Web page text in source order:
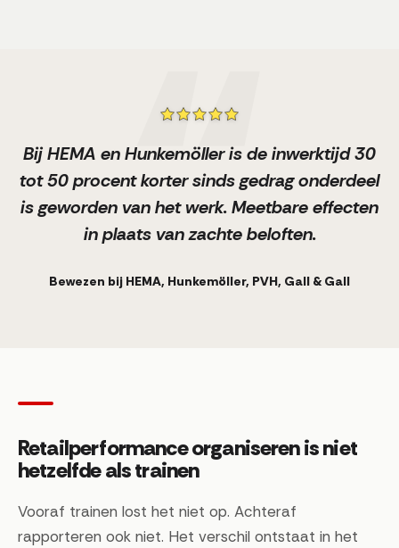
Bij HEMA en Hunkemöller is de inwerktijd 30
tot 50 procent korter sinds gedrag onderdeel
is geworden van het werk. Meetbare effecten
in plaats van zachte beloften.
Bewezen bij HEMA, Hunkemöller, PVH, Gall & Gall
Retailperformance organiseren is niet
hetzelfde als trainen
Vooraf trainen lost het niet op. Achteraf
rapporteren ook niet. Het verschil ontstaat in het